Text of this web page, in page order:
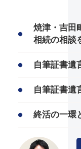
焼津・吉田
相続の相談
自筆証書遺
自筆証書遺
終活の一環